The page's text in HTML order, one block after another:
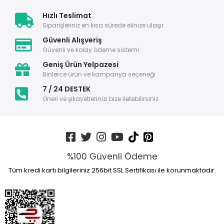
Hızlı Teslimat
Siparişleriniz en kısa sürede elinize ulaşır.
Güvenli Alışveriş
Güvenli ve kolay ödeme sistemi
Geniş Ürün Yelpazesi
Binlerce ürün ve kampanya seçeneği
7 / 24 DESTEK
Öneri ve şikayetlerinizi bize iletebilirsiniz.
%100 Güvenli Ödeme
Tüm kredi kartı bilgileriniz 256bit SSL Sertifikası ile korunmaktadır.